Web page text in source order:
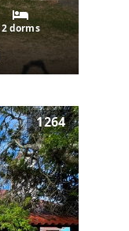
2 dorms
1264